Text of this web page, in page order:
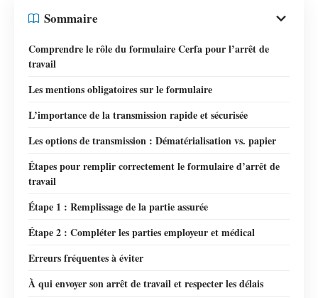
Sommaire
Comprendre le rôle du formulaire Cerfa pour l’arrêt de
travail
Les mentions obligatoires sur le formulaire
L’importance de la transmission rapide et sécurisée
Les options de transmission : Dématérialisation vs. papier
Étapes pour remplir correctement le formulaire d’arrêt de
travail
Étape 1 : Remplissage de la partie assurée
Étape 2 : Compléter les parties employeur et médical
Erreurs fréquentes à éviter
À qui envoyer son arrêt de travail et respecter les délais